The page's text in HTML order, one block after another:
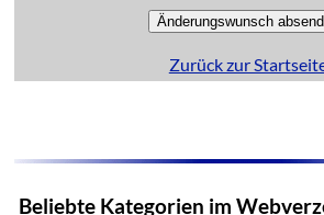
Zurück zur
Beliebte Kategorien im